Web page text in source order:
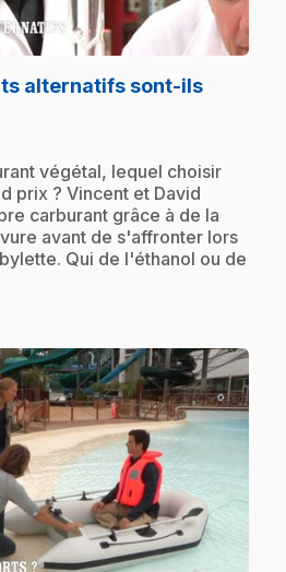
alternatifs sont-ils
végétal, lequel choisir
prix ? Vincent et David
carburant grâce à de la
avant de s'affronter lors
Qui de l'éthanol ou de